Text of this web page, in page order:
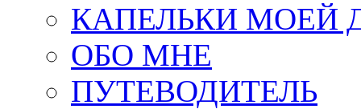
КАПЕЛЬКИ МОЕЙ
ОБО МНЕ
ПУТЕВОДИТЕЛЬ